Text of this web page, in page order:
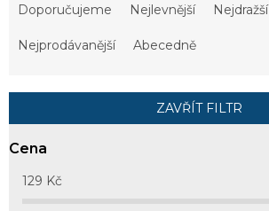
r
o
Doporučujeme Nejlevnější Nejdražší
Nejprodávanější Abecedně
ZAVŘÍT FILTR
Cena
129 Kč